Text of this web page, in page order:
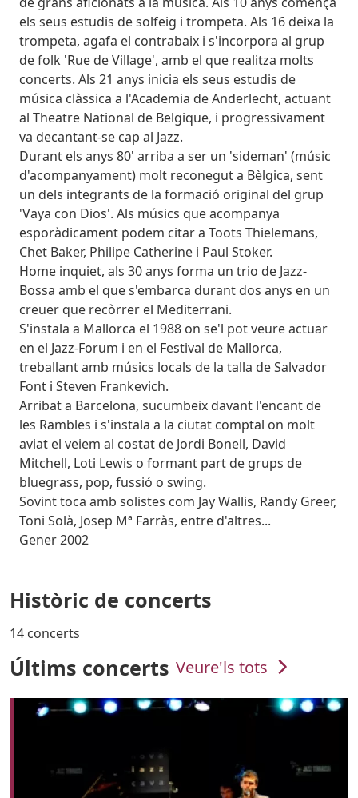
els seus estudis de solfeig i trompeta. Als 16 deixa la
trompeta, agafa el contrabaix i s'incorpora al grup
de folk 'Rue de Village', amb el que realitza molts
concerts. Als 21 anys inicia els seus estudis de
música clàssica a l'Academia de Anderlecht, actuant
al Theatre National de Belgique, i progressivament
va decantant-se cap al Jazz.
Durant els anys 80' arriba a ser un 'sideman' (músic
d'acompanyament) molt reconegut a Bèlgica, sent
un dels integrants de la formació original del grup
'Vaya con Dios'. Als músics que acompanya
esporàdicament podem citar a Toots Thielemans,
Chet Baker, Philipe Catherine i Paul Stoker.
Home inquiet, als 30 anys forma un trio de Jazz-
Bossa amb el que s'embarca durant dos anys en un
creuer que recòrrer el Mediterrani.
S'instala a Mallorca el 1988 on se'l pot veure actuar
en el Jazz-Forum i en el Festival de Mallorca,
treballant amb músics locals de la talla de Salvador
Font i Steven Frankevich.
Arribat a Barcelona, sucumbeix davant l'encant de
les Rambles i s'instala a la ciutat comptal on molt
aviat el veiem al costat de Jordi Bonell, David
Mitchell, Loti Lewis o formant part de grups de
bluegrass, pop, fussió o swing.
Sovint toca amb solistes com Jay Wallis, Randy Greer,
Toni Solà, Josep Mª Farràs, entre d'altres...
Gener 2002
Històric de concerts
14 concerts
Últims concerts Veure'ls tots